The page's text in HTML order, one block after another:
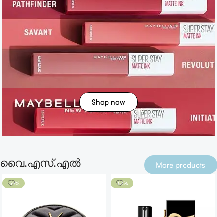
Shop now
വൈ.എസ്.എൽ More products
-59% -53%